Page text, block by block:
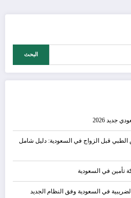
البحث
2026
الطبي قبل الزواج في السعودية: دليل شامل
تأمين في السعودية
في السعودية وفق النظام الجديد